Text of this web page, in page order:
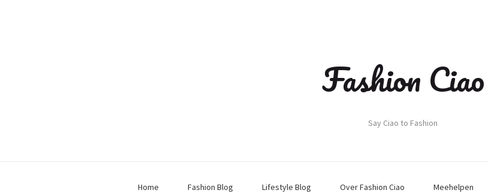
Fashion Ciao
Say Ciao to Fashion
Home Fashion Blog Lifestyle Blog Over Fashion Ciao Meehelpen